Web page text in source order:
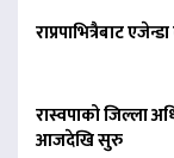
राप्रपाभित्रैबाट
रास्वपाको जिल्ला
आजदेखि सुरु